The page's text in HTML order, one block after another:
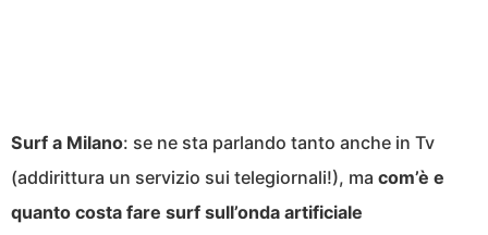
Surf a Milano: se ne sta parlando tanto anche in Tv
(addirittura un servizio sui telegiornali!), ma com’è e
quanto costa fare surf sull’onda artificiale